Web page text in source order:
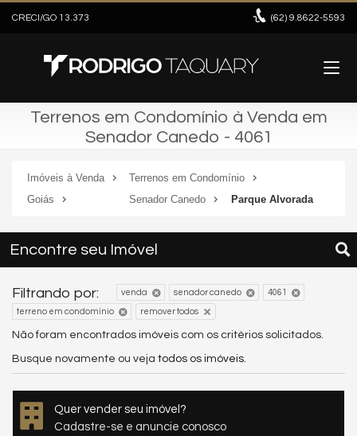
CRECI/GO 13.373 (62) 9.8622-5593
Terrenos em Condomínio à Venda em
Senador Canedo - 4061
Imóveis à Venda
Terrenos em Condomínio
Goiás
Senador Canedo Parque Alvorada
Encontre seu Imóvel
Filtrando por: venda senador canedo 4061
terreno em condomínio remover todos
Não foram encontrados imóveis com os critérios solicitados.
Busque novamente ou veja todos os imóveis.
Quer vender seu imóvel?
Cadastre-se e anuncie conosco